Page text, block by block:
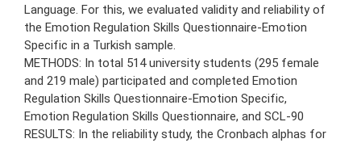
Language. For this, we evaluated validity and reliability of
the Emotion Regulation Skills Questionnaire-Emotion
Specific in a Turkish sample.
METHODS: In total 514 university students (295 female
and 219 male) participated and completed Emotion
Regulation Skills Questionnaire-Emotion Specific,
Emotion Regulation Skills Questionnaire, and SCL-90
RESULTS: In the reliability study, the Cronbach alphas for